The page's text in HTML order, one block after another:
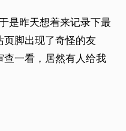
是昨天想着来记录下最
脚出现了奇怪的友
一看，居然有人给我